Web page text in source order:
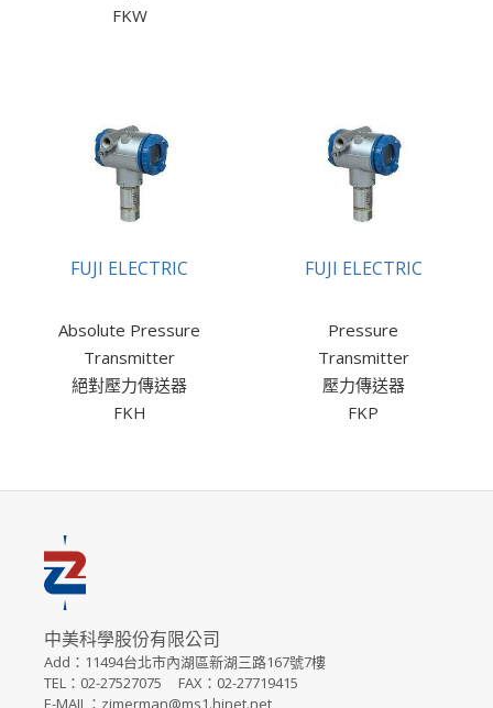
FKW
FUJI ELECTRIC
Absolute Pressure
Transmitter
絕對壓力傳送器
FKH
FUJI ELECTRIC
Pressure
Transmitter
壓力傳送器
FKP
中美科學股份有限公司
Add：11494台北市內湖區新湖三路167號7樓
TEL：02-27527075 FAX：02-27719415